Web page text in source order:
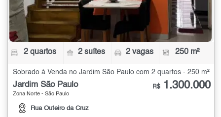
2 quartos 2 suítes 2 vagas 250 m²
Sobrado à Venda no Jardim São Paulo com 2 quartos - 250 m²
Jardim São Paulo
Zona Norte - São Paulo
Rua Outeiro da Cruz
R$ 1.300.000